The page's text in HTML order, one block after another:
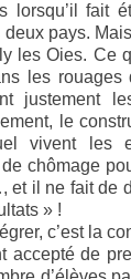
lorsqu’il fait
pays.
les Oies. Ce
les rouages
justement
le
vivent les
chômage
et il ne fait de
» !
c’est la
accepté de